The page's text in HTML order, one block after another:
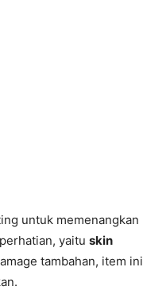
untuk memenangkan
yaitu skin
tambahan, item ini